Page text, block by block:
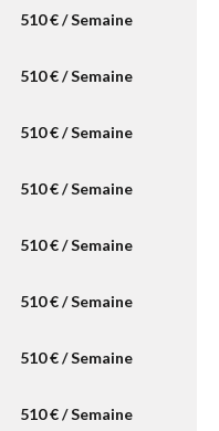
510 € / Semaine
510 € / Semaine
510 € / Semaine
510 € / Semaine
510 € / Semaine
510 € / Semaine
510 € / Semaine
510 € / Semaine